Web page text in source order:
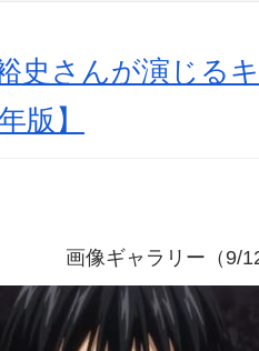
史さんが演じる
版】
画像ギャラリー（9/12